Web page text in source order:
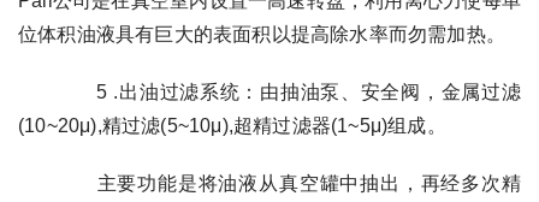
位体积油液具有巨大的表面积以提高除水率而勿需加热。
5 .出油过滤系统：由抽油泵、安全阀，金属过滤
(10~20μ),精过滤(5~10μ),超精过滤器(1~5μ)组成。
主要功能是将油液从真空罐中抽出，再经多次精